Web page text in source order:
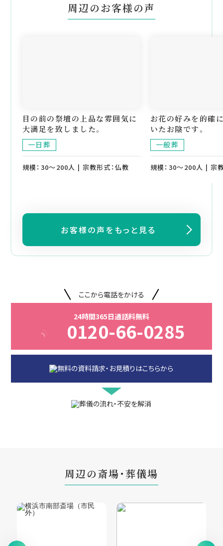
周辺のお客様の声
目の前の祭壇の上品な雰囲気に
大満足を致しました。
一日葬
規模：30～200人 | 宗教形式：仏教
お花の好みを的確
いたお陰です。
一般葬
規模：30～200人 | 宗
お客様の声をもっと見る
ここから電話をかける
24時間365日通話料無料
0120-66-0285
周辺の斎場・葬儀場